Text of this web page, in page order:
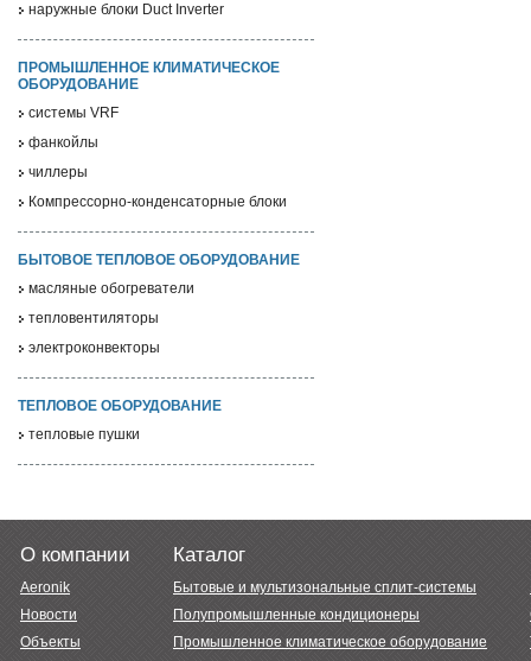
наружные блоки Duct Inverter
ПРОМЫШЛЕННОЕ КЛИМАТИЧЕСКОЕ
ОБОРУДОВАНИЕ
системы VRF
фанкойлы
чиллеры
Компрессорно-конденсаторные блоки
БЫТОВОЕ ТЕПЛОВОЕ ОБОРУДОВАНИЕ
масляные обогреватели
тепловентиляторы
электроконвекторы
ТЕПЛОВОЕ ОБОРУДОВАНИЕ
тепловые пушки
О компании
Aeronik
Новости
Объекты
Каталог
Бытовые и мультизональные сплит-системы
Полупромышленные кондиционеры
Промышленное климатическое оборудование